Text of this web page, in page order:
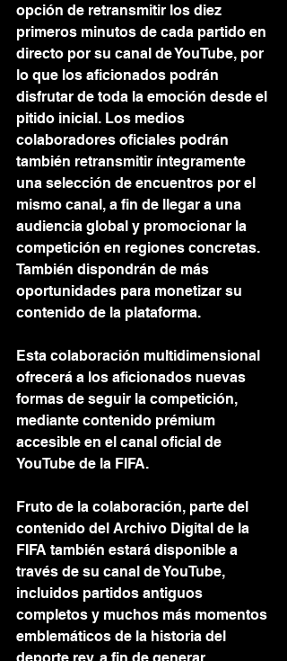
opción de retransmitir los diez
primeros minutos de cada partido en
directo por su canal de YouTube, por
lo que los aficionados podrán
disfrutar de toda la emoción desde el
pitido inicial. Los medios
colaboradores oficiales podrán
también retransmitir íntegramente
una selección de encuentros por el
mismo canal, a fin de llegar a una
audiencia global y promocionar la
competición en regiones concretas.
También dispondrán de más
oportunidades para monetizar su
contenido de la plataforma.
Esta colaboración multidimensional
ofrecerá a los aficionados nuevas
formas de seguir la competición,
mediante contenido prémium
accesible en el canal oficial de
YouTube de la FIFA.
Fruto de la colaboración, parte del
contenido del Archivo Digital de la
FIFA también estará disponible a
través de su canal de YouTube,
incluidos partidos antiguos
completos y muchos más momentos
emblemáticos de la historia del